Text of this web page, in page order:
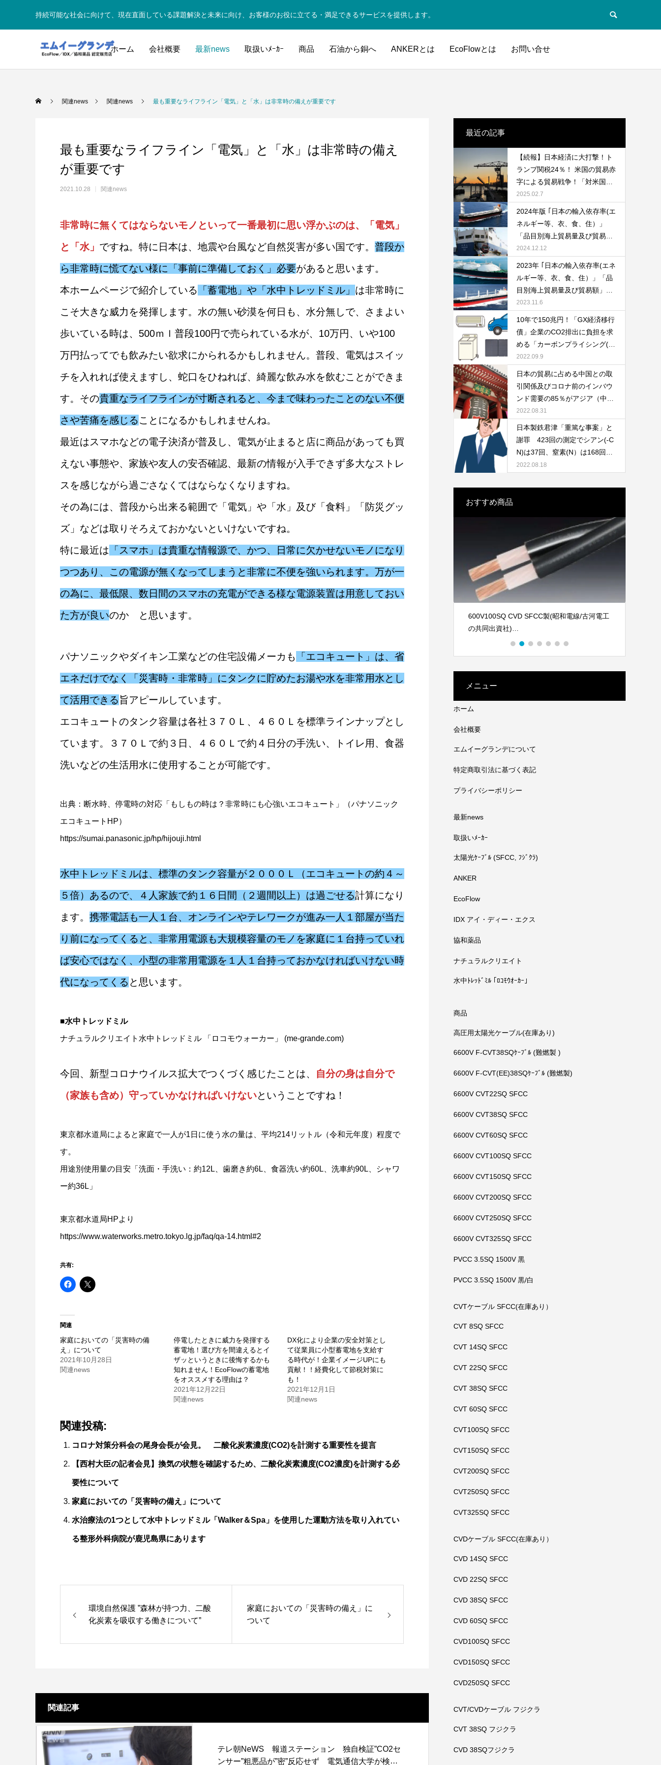
持続可能な社会に向けて、現在直面している課題解決と未来に向け、お客様のお役に立てる・満足できるサービスを提供します。
ホーム 会社概要 最新news 取扱いﾒｰｶｰ 商品 石油から銅へ ANKERとは EcoFlowとは お問い合せ
関連news 関連news 最も重要なライフライン「電気」と「水」は非常時の備えが重要です
最も重要なライフライン「電気」と「水」は非常時の備え
が重要です
2021.10.28 関連news
非常時に無くてはならないモノといって一番最初に思い浮かぶのは、「電気」
と「水」 ですね。特に日本は、地震や台風など自然災害が多い国です。 普段か
ら非常時に慌てない様に「事前に準備しておく」必要があると思います。
本ホームページで紹介している 「蓄電地」や「水中トレッドミル」 は非常時に
こそ大きな威力を発揮します。水の無い砂漠を何日も、水分無しで、さまよい
歩いている時は、500ｍｌ普段100円で売られている水が、10万円、いや100
万円払ってでも飲みたい欲求にかられるかもしれません。普段、電気はスイッ
チを入れれば使えますし、蛇口をひねれば、綺麗な飲み水を飲むことができま
す。その貴重なライフラインが寸断されると、今まで味わったことのない不便
さや苦痛を感じることになるかもしれませんね。
最近はスマホなどの電子決済が普及し、電気が止まると店に商品があっても買
えない事態や、家族や友人の安否確認、最新の情報が入手できず多大なストレ
スを感じながら過ごさなくてはならなくなりますね。
その為には、普段から出来る範囲で「電気」や「水」及び「食料」「防災グッ
ズ」などは取りそろえておかないといけないですね。
特に最近は 「スマホ」は貴重な情報源で、かつ、日常に欠かせないモノになり
つつあり、この電源が無くなってしまうと非常に不便を強いられます。万が一
の為に、最低限、数日間のスマホの充電ができる様な電源装置は用意しておい
た方が良いのか と思います。
パナソニックやダイキン工業などの住宅設備メーカも
「エコキュート」は、省
エネだけでなく「災害時・非常時」にタンクに貯めたお湯や水を非常用水とし
て活用できる 旨アピールしています。
エコキュートのタンク容量は各社３７０Ｌ、４６０Ｌを標準ラインナップとし
ています。３７０Ｌで約３日、４６０Ｌで約４日分の手洗い、トイレ用、食器
洗いなどの生活用水に使用することが可能です。
出典：断水時、停電時の対応「もしもの時は？非常時にも心強いエコキュート」（パナソニック
エコキュートHP）
https://sumai.panasonic.jp/hp/hijouji.html
水中トレッドミルは、標準のタンク容量が２０００Ｌ（エコキュートの約４～
５倍）あるので、４人家族で約１６日間（２週間以上）は過ごせる計算になり
ます。 携帯電話も一人１台、オンラインやテレワークが進み一人１部屋が当た
り前になってくると、非常用電源も大規模容量のモノを家庭に１台持っていれ
ば安心ではなく、小型の非常用電源を１人１台持っておかなければいけない時
代になってくる と思います。
■水中トレッドミル
ナチュラルクリエイト水中トレッドミル 「ロコモウォーカー」 (me-grande.com)
今回、新型コロナウイルス拡大でつくづく感じたことは、 自分の身は自分で
（家族も含め）守っていかなければいけないということですね！
東京都水道局によると家庭で一人が1日に使う水の量は、平均214リットル（令和元年度）程度で
す。
用途別使用量の目安「洗面・手洗い：約12L、歯磨き約6L、食器洗い約60L、洗車約90L、シャワ
ー約36L」
東京都水道局HPより
https://www.waterworks.metro.tokyo.lg.jp/faq/qa-14.html#2
共有:
関連
家庭においての「災害時の備
え」について
2021年10月28日
関連news
停電したときに威力を発揮する
蓄電地！選び方を間違えるとイ
ザッというときに後悔するかも
知れません！EcoFlowの蓄電地
をオススメする理由は？
2021年12月22日
関連news
DX化により企業の安全対策とし
て従業員に小型蓄電地を支給す
る時代が！企業イメージUPにも
貢献！！経費化して節税対策に
も！
2021年12月1日
関連news
関連投稿:
コロナ対策分科会の尾身会長が会見。 二酸化炭素濃度(CO2)を計測する重要性を提言
【西村大臣の記者会見】換気の状態を確認するため、二酸化炭素濃度(CO2濃度)を計測する必
要性について
家庭においての「災害時の備え」について
水治療法の1つとして水中トレッドミル「Walker＆Spa」を使用した運動方法を取り入れてい
る整形外科病院が鹿児島県にあります
環境自然保護 ”森林が持つ力、二酸
化炭素を吸収する働きについて”
家庭においての「災害時の備え」に
ついて
関連記事
テレ朝NeWS 報道ステーション 独自検証”CO2セ
ンサー”粗悪品が”密”反応せず 電気通信大学が検証
最近の記事
【続報】日本経済に大打撃！ト
ランプ関税24％！ 米国の貿易赤
字による貿易戦争！「対米国輸
出入品の推移」「日本の地域別/
品目別輸出入額」「為替(円安)
の影響」「食料需給率の推移 」
「鉱物資源の役割」資源安定供
対応について
2025.02.7
2024年版 ｢日本の輸入依存率(エ
ネルギー等、衣、食、住）」
「品目別海上貿易量及び貿易
額」「食料需給率の推移 国産
材・外材別の木材需要(供給量)
」「鉱物資源の役割」及び資源
安定供給のための国際協調につ
2024.12.12
2023年 ｢日本の輸入依存率(エネ
ルギー等、衣、食、住）」「品
目別海上貿易量及び貿易額」
「食料需給率の推移 国産材・外
材別の木材需要(供給量) 」「20
50年カーボンニュートラル社会
実現 に向けた鉱物資源政策」国
て
2023.11.6
10年で150兆円！「GX経済移行
債」企業のCO2排出に負担を求
める「カーボンプライシング(C
P)」にも大きな影響！「電力不
足対策」及び「円安」による自
動車、家電・IT機器、再生可能
エネルギー（太陽光、風力）へ
きい産業部門」中国や米国への
高い貿易依存率のバブル期～コ
ロナ渦までの推移について
2022.09.9
日本の貿易に占める中国との取
引関係及びコロナ前のインバウ
ンド需要の85％がアジア（中国
と台湾で45％）。欧米の景気後
退懸念及びDX化・人々の行動変
容が進む中、円安メリットによ
るインバウンド需要はどこまで
2022.08.31
日本製鉄君津「重篤な事案」と
謝罪 423回の測定でシアン(-C
N)は37回、窒素(N）は168回排
出基準超過。CO2削減対策とし
H3）の燃料利用は相当な注意が
2022.08.18
おすすめ商品
600V 200SQ CVT SFCC製(昭和電線/古河電工
JIS認証品(JISマーク表示)
太陽光発電の電力ケーブルに最適
600V100SQ CVD SFCC製(昭和電線/古河電工
の共同出資社)
架橋ポリエチレン絶縁ビニルシースケーブル
メニュー
ホーム
会社概要
エムイーグランデについて
特定商取引法に基づく表記
プライバシーポリシー
最新news
取扱いﾒｰｶｰ
太陽光ｹｰﾌﾞﾙ (SFCC, ﾌｼﾞｸﾗ)
ANKER
EcoFlow
IDX アイ・ディー・エクス
協和薬品
ナチュラルクリエイト
水中ﾄﾚｯﾄﾞﾐﾙ ｢ﾛｺﾓｳｵｰｶｰ」
商品
高圧用太陽光ケーブル(在庫あり)
6600V F-CVT38SQｹｰﾌﾞﾙ (難燃製 )
6600V F-CVT(EE)38SQｹｰﾌﾞﾙ (難燃製)
6600V CVT22SQ SFCC
6600V CVT38SQ SFCC
6600V CVT60SQ SFCC
6600V CVT100SQ SFCC
6600V CVT150SQ SFCC
6600V CVT200SQ SFCC
6600V CVT250SQ SFCC
6600V CVT325SQ SFCC
PVCC 3.5SQ 1500V 黒
PVCC 3.5SQ 1500V 黒/白
CVTケーブル SFCC(在庫あり）
CVT 8SQ SFCC
CVT 14SQ SFCC
CVT 22SQ SFCC
CVT 38SQ SFCC
CVT 60SQ SFCC
CVT100SQ SFCC
CVT150SQ SFCC
CVT200SQ SFCC
CVT250SQ SFCC
CVT325SQ SFCC
CVDケーブル SFCC(在庫あり）
CVD 14SQ SFCC
CVD 22SQ SFCC
CVD 38SQ SFCC
CVD 60SQ SFCC
CVD100SQ SFCC
CVD150SQ SFCC
CVD250SQ SFCC
CVT/CVDケーブル フジクラ
CVT 38SQ フジクラ
CVD 38SQフジクラ